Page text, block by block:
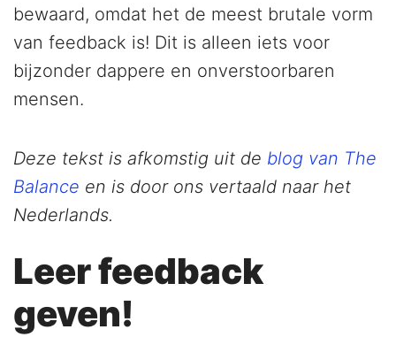
bewaard, omdat het de meest brutale vorm
van feedback is! Dit is alleen iets voor
bijzonder dappere en onverstoorbaren
mensen.
Deze tekst is afkomstig uit de blog van The
Balance en is door ons vertaald naar het
Nederlands.
Leer feedback
geven!